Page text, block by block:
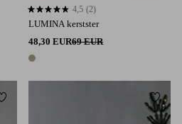
LUMINA kerstster
48,30 EUR69 EUR
1 kleur
4,5 op basis van 2 beoordelingen
4,5 (2)
Toevoegen aan favorieten